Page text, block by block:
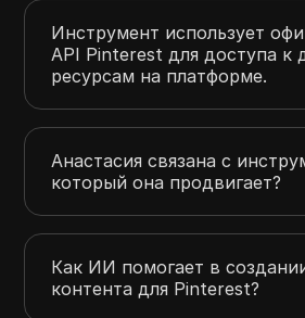
Инструмент использует
API Pinterest для доступа к
ресурсам на платформе.
Анастасия связана с
который она продвигает?
Как ИИ помогает в
контента для Pinterest?